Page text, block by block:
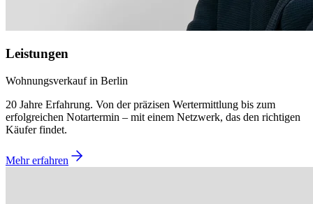
Leistungen
Wohnungsverkauf in Berlin
20 Jahre Erfahrung. Von der präzisen Wertermittlung bis zum
erfolgreichen Notartermin – mit einem Netzwerk, das den richtigen
Käufer findet.
Mehr erfahren